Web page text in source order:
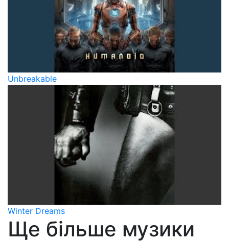
Unbreakable
Winter Dreams
Ще більше музики